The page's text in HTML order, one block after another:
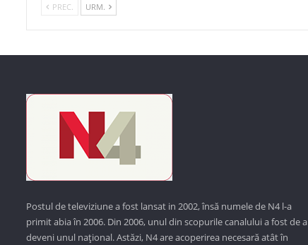
PREC. URM.
Postul de televiziune a fost lansat in 2002, însă numele de N4 l-a
primit abia în 2006. Din 2006, unul din scopurile canalului a fost de a
deveni unul național. Astăzi, N4 are acoperirea necesară atât în